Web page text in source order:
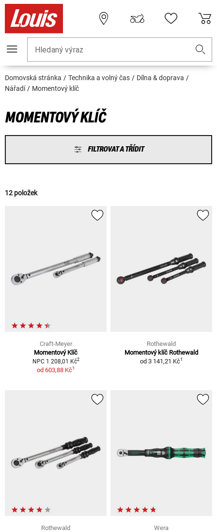
Hledaný výraz
Domovská stránka Technika a volný čas
Dílna & doprava
Nářadí
Momentový klíč
MOMENTOVÝ KLÍČ
FILTROVAT A TŘÍDIT
12 položek
Craft-Meyer
Momentový Klíč
NPC 1 208,01 Kč2
od 603,88 Kč1
Rothewald
Momentový klíč Rothewald
od 3 141,21 Kč1
Rothewald
Wera